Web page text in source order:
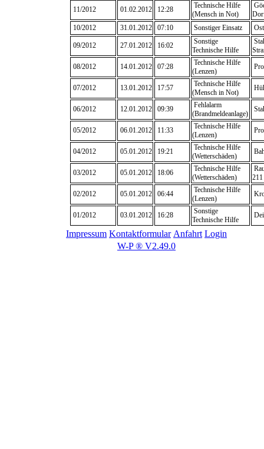
11/2012
01.02.2012 12:28
Technische Hilfe
(Mensch in Not)
10/2012
31.01.2012 07:10 Sonstiger Einsatz
09/2012 27.01.2012 16:02
Sonstige
Technische Hilfe
08/2012
14.01.2012 07:28
Technische Hilfe
(Lenzen)
07/2012 13.01.2012 17:57
Technische Hilfe
(Mensch in Not)
06/2012 12.01.2012 09:39
Fehlalarm
(Brandmeldeanlage)
05/2012 06.01.2012 11:33
Technische Hilfe
(Lenzen)
04/2012 05.01.2012 19:21
Technische Hilfe
(Wetterschäden)
03/2012 05.01.2012 18:06
Technische Hilfe
(Wetterschäden)
211
02/2012
05.01.2012 06:44
Technische Hilfe
(Lenzen)
01/2012 03.01.2012 16:28
Sonstige
Technische Hilfe
Impressum Kontaktformular Anfahrt Login
W-P ® V2.49.0